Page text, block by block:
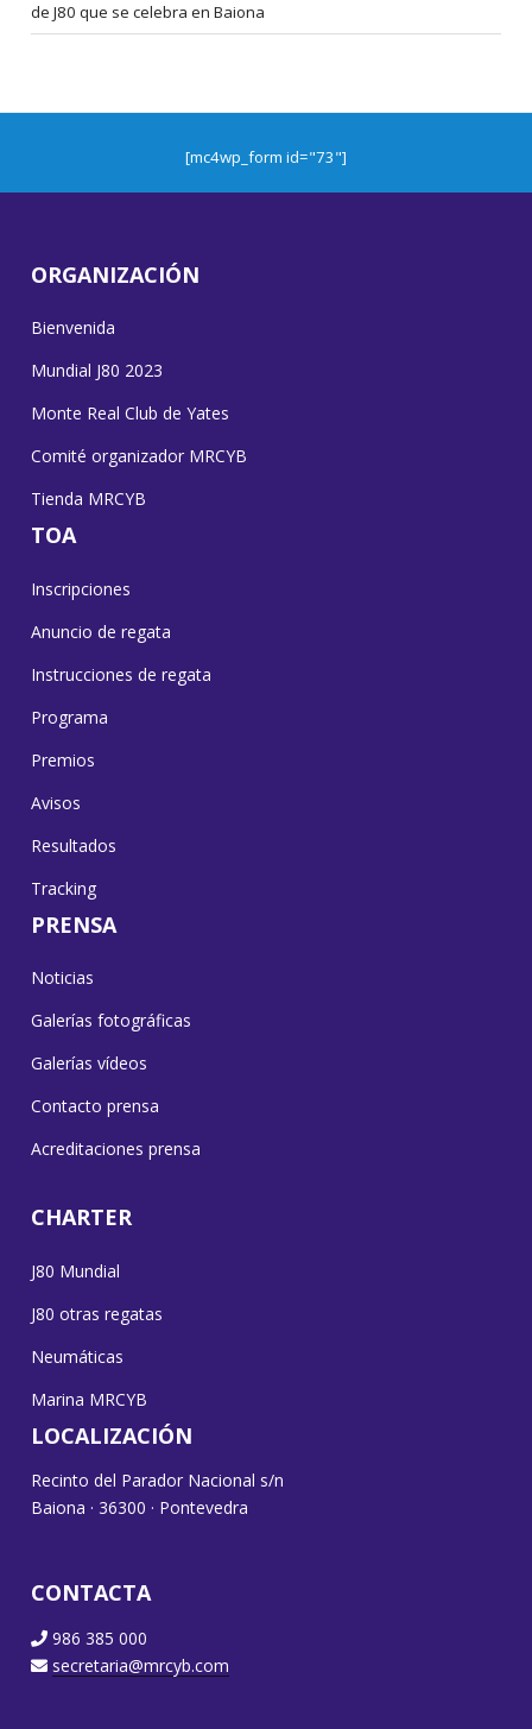
de J80 que se celebra en Baiona
[mc4wp_form id="73"]
ORGANIZACIÓN
Bienvenida
Mundial J80 2023
Monte Real Club de Yates
Comité organizador MRCYB
Tienda MRCYB
TOA
Inscripciones
Anuncio de regata
Instrucciones de regata
Programa
Premios
Avisos
Resultados
Tracking
PRENSA
Noticias
Galerías fotográficas
Galerías vídeos
Contacto prensa
Acreditaciones prensa
CHARTER
J80 Mundial
J80 otras regatas
Neumáticas
Marina MRCYB
LOCALIZACIÓN
Recinto del Parador Nacional s/n
Baiona · 36300 · Pontevedra
CONTACTA
986 385 000
secretaria@mrcyb.com